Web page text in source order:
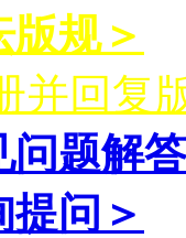
版规＞
并回复
问题解
提问＞